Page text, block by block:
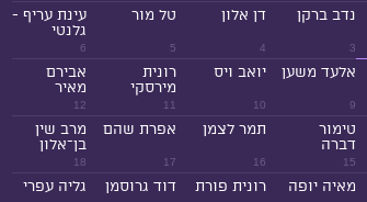
3
נדב ברקן
4
דן אלון
5
טל מור
6
עינת עריף -
גלנטי
9
אלעד משען
10
יואב ויס
11
רונית
מירסקי
12
אבירם
מאיר
15
טימור
דברה
16
תמר לצמן
17
אפרת שהם
18
מרב שין
בן־אלון
מאיה יופה רונית פורת דוד גרוסמן גליה עפרי